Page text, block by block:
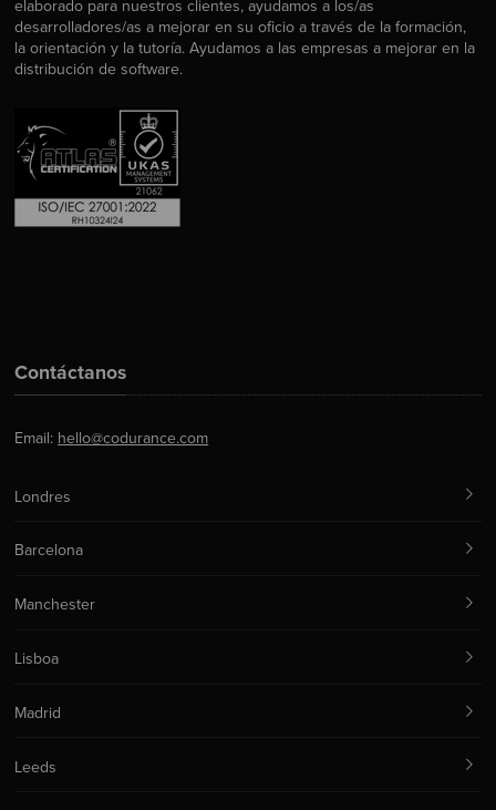
elaborado para nuestros clientes, ayudamos a los/as
desarrolladores/as a mejorar en su oficio a través de la formación,
la orientación y la tutoría. Ayudamos a las empresas a mejorar en la
distribución de software.
Contáctanos
Email: hello@codurance.com
Londres
Barcelona
Manchester
Lisboa
Madrid
Leeds